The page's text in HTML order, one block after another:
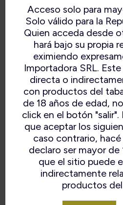
Acceso solo para
Solo válido para la
Quien acceda desde
hará bajo su propia
eximiendo
Importadora SRL.
directa o
con productos del
de 18 años de edad,
click en el botón "salir".
que aceptar los
caso contrario, hacé
declaro ser mayor de
que el sitio puede
indirectamente
productos
EXCELLENT
Cuando quieras disfrutar
tabaco con un sabor
con mentol.